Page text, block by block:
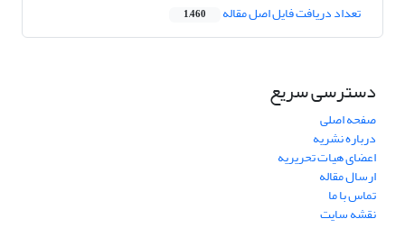
تعداد دریافت فایل اصل مقاله 1,460
دسترسی سریع
صفحه اصلی
درباره نشریه
اعضای هیات تحریریه
ارسال مقاله
تماس با ما
نقشه سایت